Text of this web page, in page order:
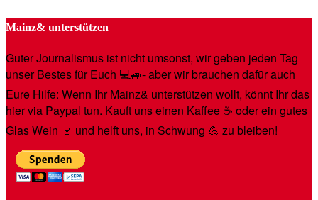
Mainz& unterstützen
Guter Journalismus ist nicht umsonst, wir geben jeden Tag
unser Bestes für Euch 💻🚙- aber wir brauchen dafür auch
Eure Hilfe: Wenn Ihr Mainz& unterstützen wollt, könnt Ihr das
hier via Paypal tun. Kauft uns einen Kaffee ☕️ oder ein gutes
Glas Wein 🍷 und helft uns, in Schwung 💪 zu bleiben!